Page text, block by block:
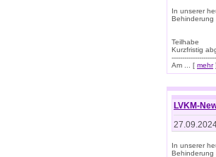
In unserer
Behinderung
Teilhabe
Kurzfristig
Am ... [ mehr]
LVKM-
In unserer
Behinderung